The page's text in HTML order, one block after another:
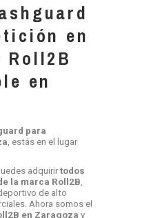
en
Roll2B
en
para
, estás en el lugar
adquirirtodos
la marca Roll2B,
de alto
Ahora somos el
en Zaragoza y